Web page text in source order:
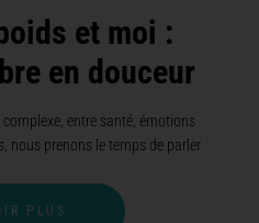
et moi :
en douceur
entre santé, émotions
nous prenons le temps de parler
PLUS